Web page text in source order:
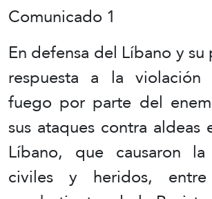
Comunicado 1
En defensa del Líbano y
respuesta a la
fuego por parte del
sus ataques contra aldeas
Líbano, que causaron
civiles y heridos,